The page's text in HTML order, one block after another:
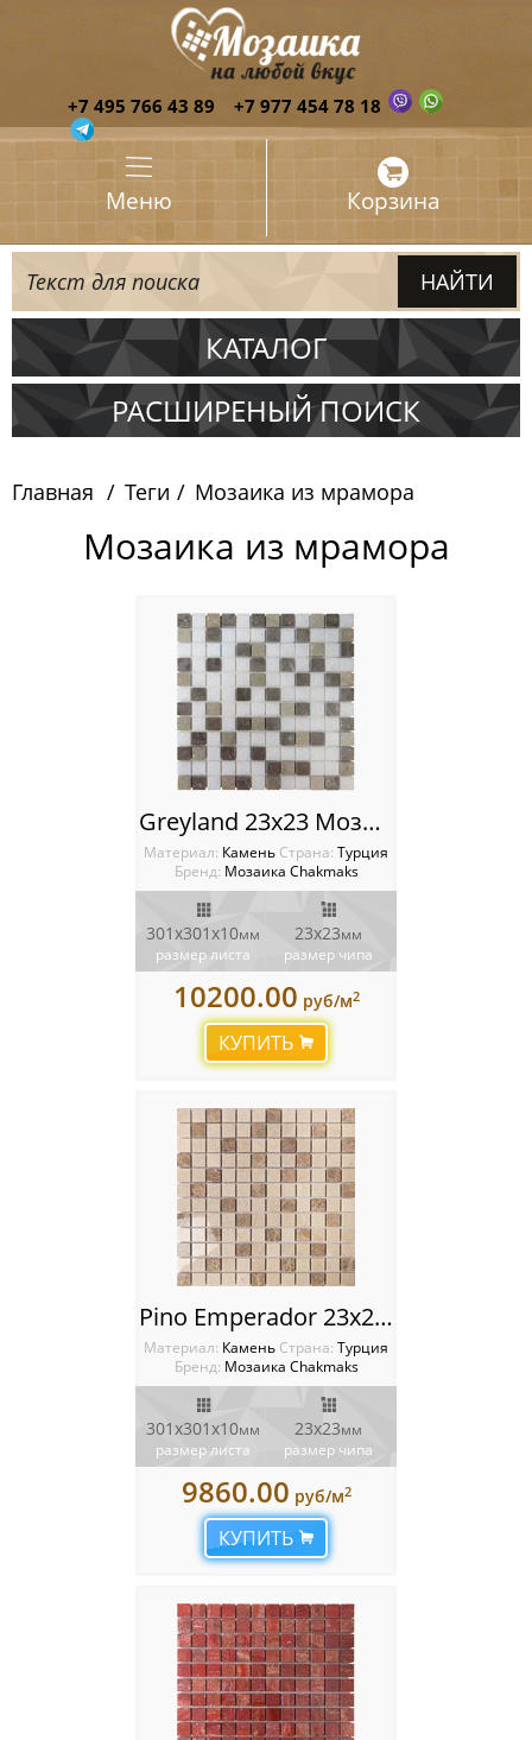
+7 495 766 43 89 +7 977 454 78 18
Меню Корзина
КАТАЛОГ
Испания
Китай
Россия
РАСШИРЕНЫЙ ПОИСК
Главная Теги Мозаика из мрамора
Мозаика из мрамора
Greyland 23x23 Мозаика Chakmaks
Материал: Камень Cтрана: Турция
Бренд: Мозаика Chakmaks
301х301х10мм
размер листа
23х23мм
размер чипа
10200.00 руб/м2
КУПИТЬ
Pino Emperador 23x23 Мозаика Chakmaks
Материал: Камень Cтрана: Турция
Бренд: Мозаика Chakmaks
301х301х10мм
размер листа
23х23мм
размер чипа
9860.00 руб/м2
КУПИТЬ